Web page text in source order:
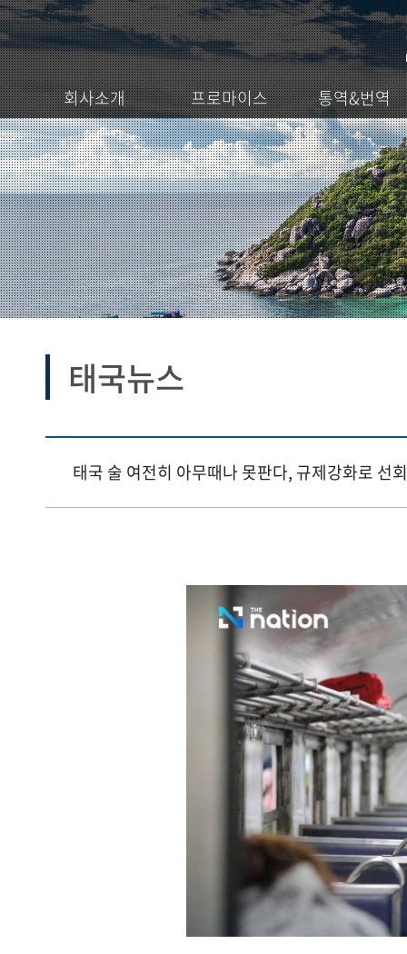
회사소개 프로마이스 통역&번역
태국뉴스
태국 술 여전히 아무때나 못판다, 규제강화로 선회